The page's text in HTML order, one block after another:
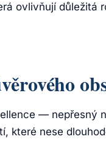
ovlivňují důležitá
— nepřesný
které nese